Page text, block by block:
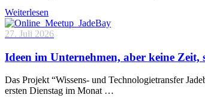
Weiterlesen
27. Juli 2026
Ideen im Unternehmen, aber keine Zeit,
Das Projekt “Wissens- und Technologietransfer
ersten Dienstag im Monat …